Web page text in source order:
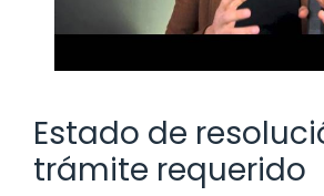
Estado de
trámite requerido